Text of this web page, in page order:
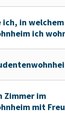
ich, in welchem
ich
Zimmer im
mit